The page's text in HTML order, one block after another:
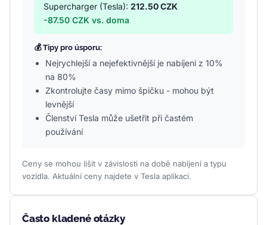
Supercharger (Tesla): 212.50 CZK
-87.50 CZK vs. doma
💰 Tipy pro úsporu:
Nejrychlejší a nejefektivnější je nabíjení z 10%
na 80%
Zkontrolujte časy mimo špičku - mohou být
levnější
Členství Tesla může ušetřit při častém
používání
Ceny se mohou lišit v závislosti na době nabíjení a typu
vozidla. Aktuální ceny najdete v Tesla aplikaci.
Často kladené otázky